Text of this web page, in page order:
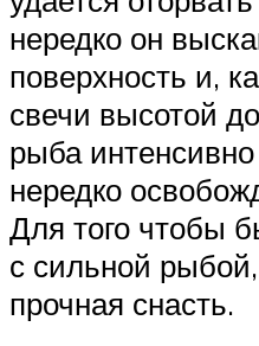
нередко он
поверхность и,
свечи высотой
рыба
нередко
Для того чтобы
с сильной
прочная снасть.